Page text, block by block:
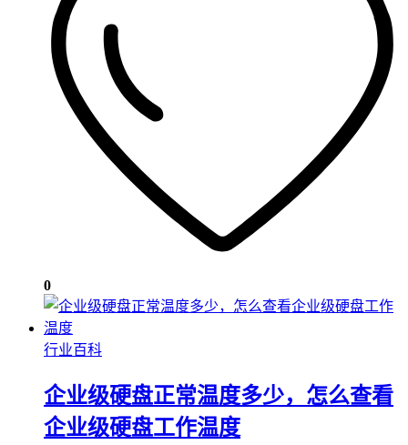
0
行业百科
企业级硬盘正常温度多少，怎么查看
企业级硬盘工作温度